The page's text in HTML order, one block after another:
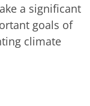
a significant
goals of
climate